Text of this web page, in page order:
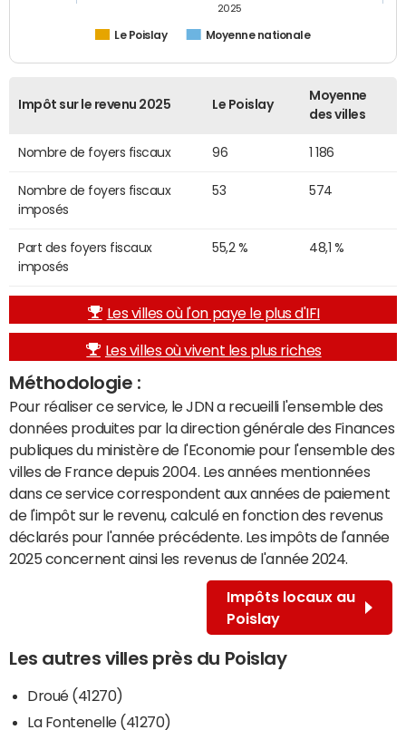
Le Poislay Moyenne nationale
2025
Impôt sur le revenu 2025 Le Poislay
Moyenne
des villes
Nombre de foyers fiscaux 96 1 186
Nombre de foyers fiscaux
imposés
53 574
Part des foyers fiscaux
imposés
55,2 % 48,1 %
Les villes où l'on paye le plus d'IFI
Les villes où vivent les plus riches
Méthodologie :
Pour réaliser ce service, le JDN a recueilli l'ensemble des
données produites par la direction générale des Finances
publiques du ministère de l'Economie pour l'ensemble des
villes de France depuis 2004. Les années mentionnées
dans ce service correspondent aux années de paiement
de l'impôt sur le revenu, calculé en fonction des revenus
déclarés pour l'année précédente. Les impôts de l'année
2025 concernent ainsi les revenus de l'année 2024.
Impôts locaux au
Poislay
Les autres villes près du Poislay
Droué (41270)
La Fontenelle (41270)